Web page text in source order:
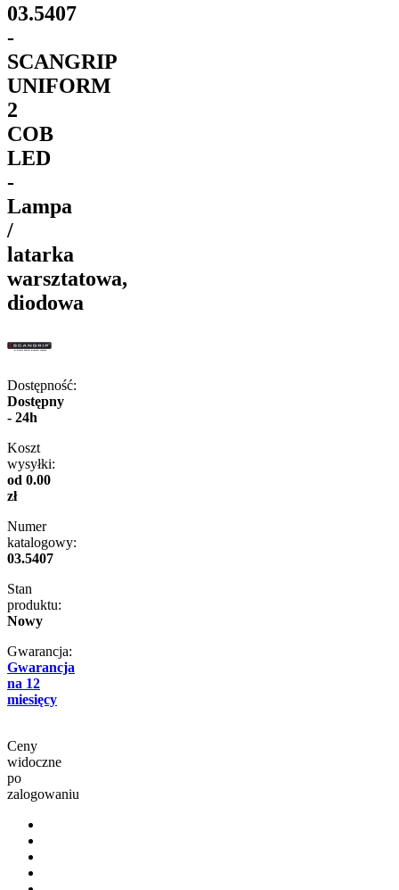
03.5407
-
SCANGRIP
UNIFORM
2
COB
LED
-
Lampa
/
latarka
warsztatowa,
diodowa
Dostępność:
Dostępny
- 24h
Koszt
wysyłki:
od 0.00
zł
Numer
katalogowy:
03.5407
Stan
produktu:
Nowy
Gwarancja:
Gwarancja
na 12
miesięcy
Ceny
widoczne
po
zalogowaniu